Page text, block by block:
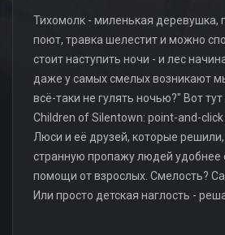
Тихомолк - миленькая деревушка,
поют, травка шелестит и можно
стоит наступить ночи - и лес
даже у самых смелых возникают
всё-таки не гулять ночью?" Вот
Children of Silentown: point-and-
Люси и её друзей, которые решили,
странную пропажу людей
помощи от взрослых. Смелость?
Или просто детская наглость -